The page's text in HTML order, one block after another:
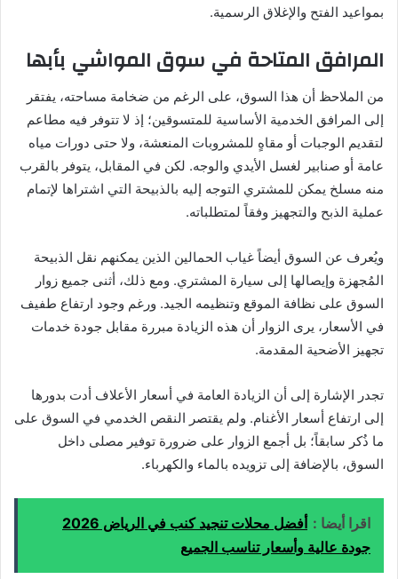
بمواعيد الفتح والإغلاق الرسمية.
المرافق المتاحة في سوق المواشي بأبها
من الملاحظ أن هذا السوق، على الرغم من ضخامة مساحته، يفتقر
إلى المرافق الخدمية الأساسية للمتسوقين؛ إذ لا تتوفر فيه مطاعم
لتقديم الوجبات أو مقاهٍ للمشروبات المنعشة، ولا حتى دورات مياه
عامة أو صنابير لغسل الأيدي والوجه. لكن في المقابل، يتوفر بالقرب
منه مسلخ يمكن للمشتري التوجه إليه بالذبيحة التي اشتراها لإتمام
عملية الذبح والتجهيز وفقاً لمتطلباته.
ويُعرف عن السوق أيضاً غياب الحمالين الذين يمكنهم نقل الذبيحة
المُجهزة وإيصالها إلى سيارة المشتري. ومع ذلك، أثنى جميع زوار
السوق على نظافة الموقع وتنظيمه الجيد. ورغم وجود ارتفاع طفيف
في الأسعار، يرى الزوار أن هذه الزيادة مبررة مقابل جودة خدمات
تجهيز الأضحية المقدمة.
تجدر الإشارة إلى أن الزيادة العامة في أسعار الأعلاف أدت بدورها
إلى ارتفاع أسعار الأغنام. ولم يقتصر النقص الخدمي في السوق على
ما ذُكر سابقاً؛ بل أجمع الزوار على ضرورة توفير مصلى داخل
السوق، بالإضافة إلى تزويده بالماء والكهرباء.
اقرا أيضا :
أفضل محلات تنجيد كنب في الرياض 2026
جودة عالية وأسعار تناسب الجميع